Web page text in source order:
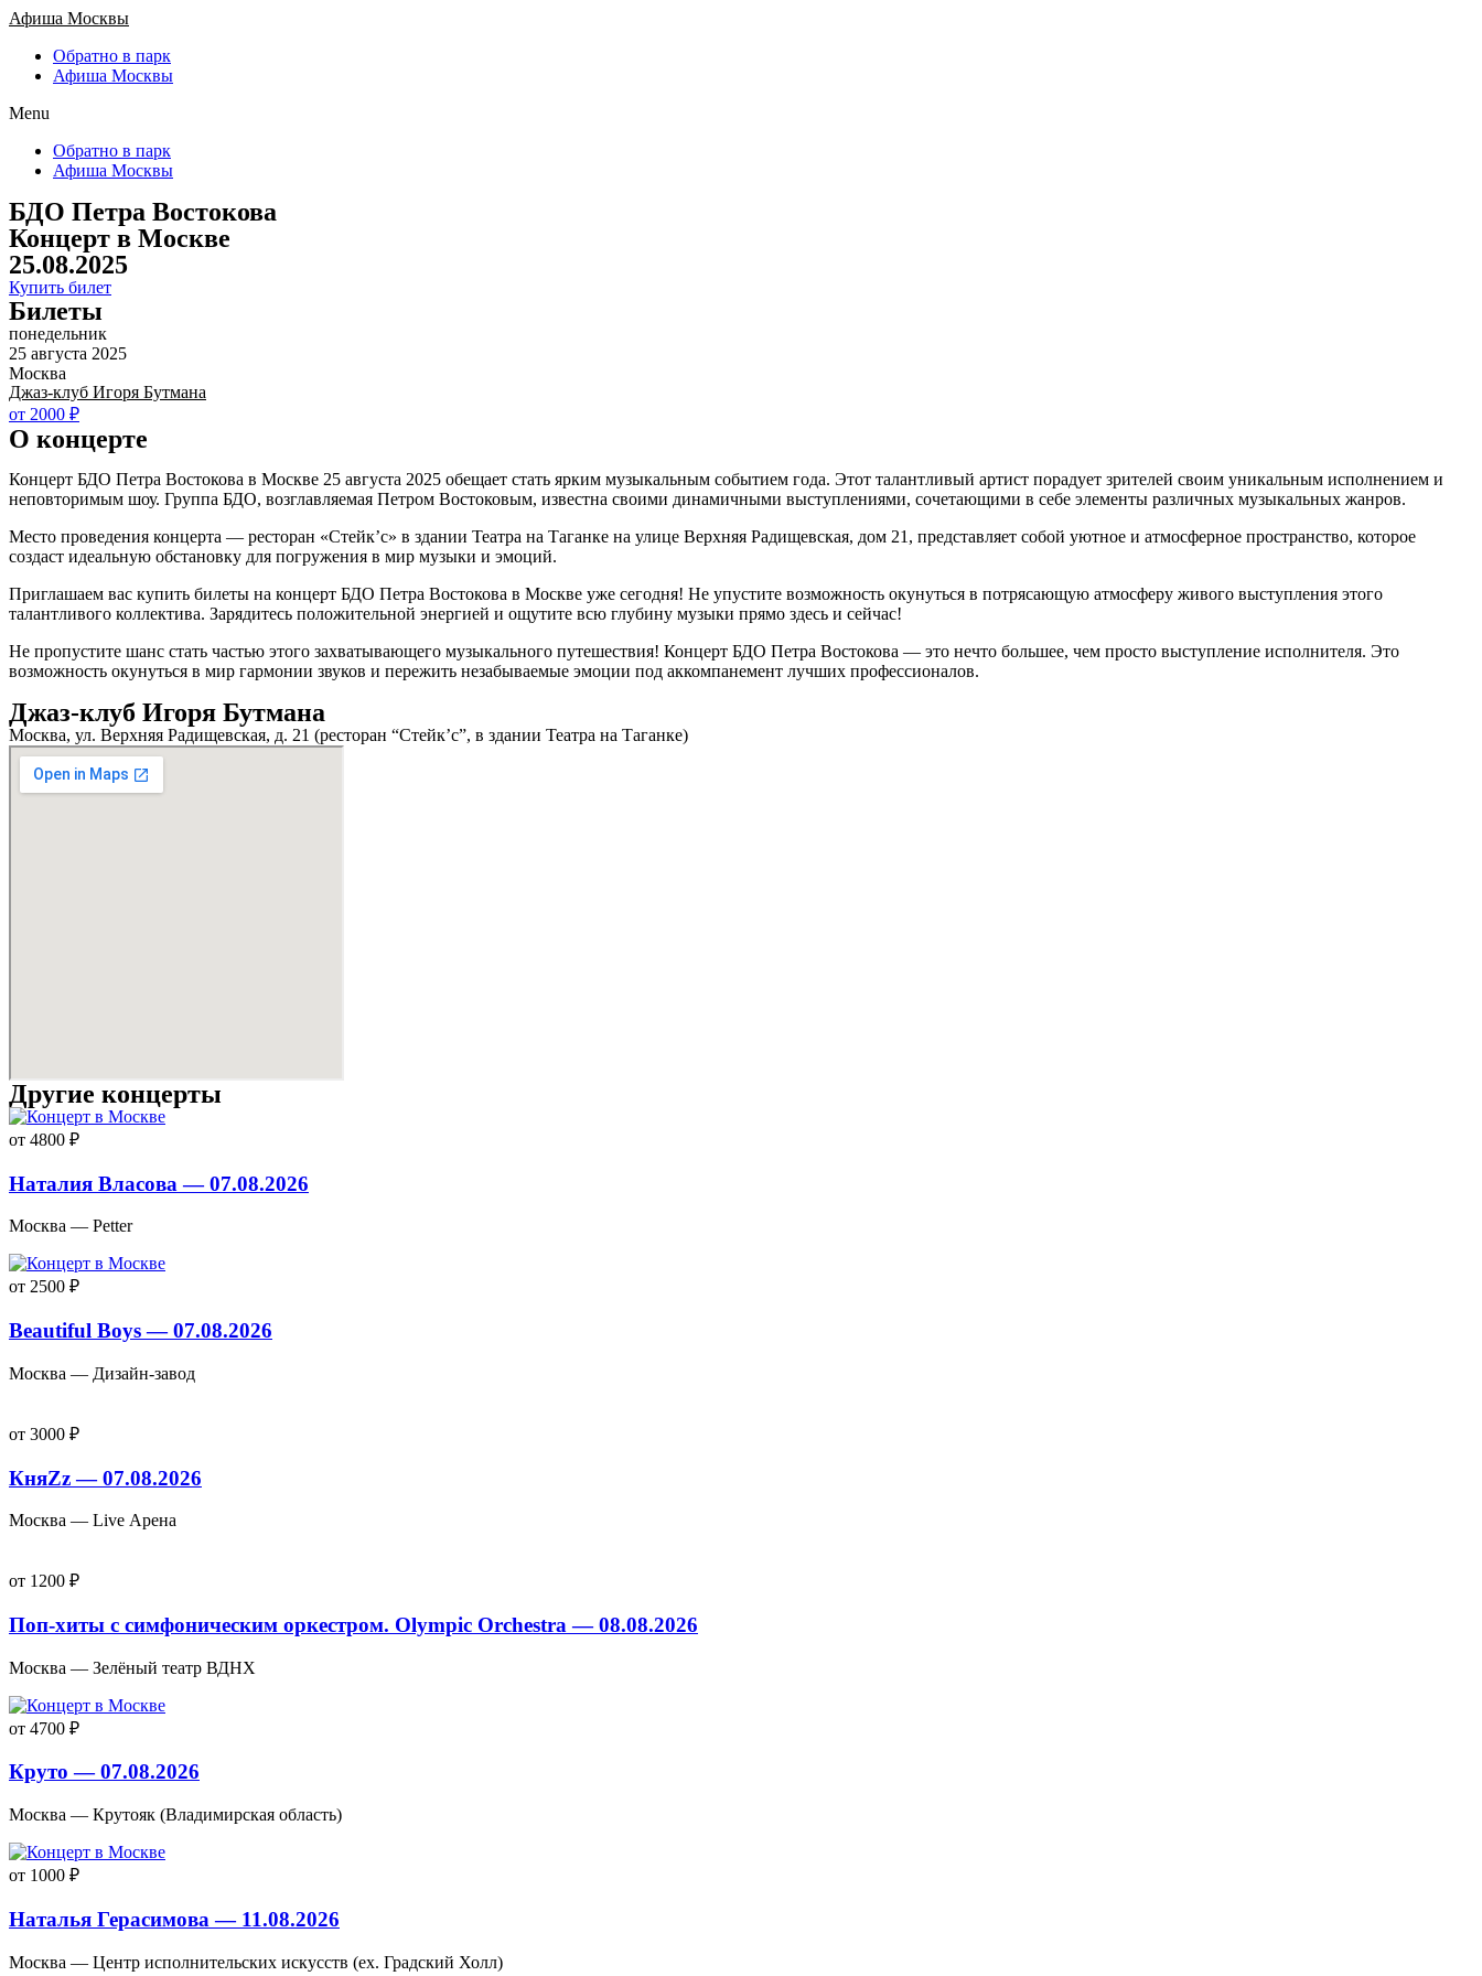
Афиша Москвы
Обратно в парк
Афиша Москвы
Menu
Обратно в парк
Афиша Москвы
БДО Петра Востокова
Концерт в Москве
25.08.2025
Купить билет
Билеты
понедельник
25 августа 2025
Москва
Джаз-клуб Игоря Бутмана
от 2000 ₽
О концерте
Концерт БДО Петра Востокова в Москве 25 августа 2025 обещает стать ярким музыкальным событием года. Этот талантливый артист порадует зрителей своим уникальным исполнением и
неповторимым шоу. Группа БДО, возглавляемая Петром Востоковым, известна своими динамичными выступлениями, сочетающими в себе элементы различных музыкальных жанров.
Место проведения концерта — ресторан «Стейк’c» в здании Театра на Таганке на улице Верхняя Радищевская, дом 21, представляет собой уютное и атмосферное пространство, которое
создаст идеальную обстановку для погружения в мир музыки и эмоций.
Приглашаем вас купить билеты на концерт БДО Петра Востокова в Москве уже сегодня! Не упустите возможность окунуться в потрясающую атмосферу живого выступления этого
талантливого коллектива. Зарядитесь положительной энергией и ощутите всю глубину музыки прямо здесь и сейчас!
Не пропустите шанс стать частью этого захватывающего музыкального путешествия! Концерт БДО Петра Востокова — это нечто большее, чем просто выступление исполнителя. Это
возможность окунуться в мир гармонии звуков и пережить незабываемые эмоции под аккомпанемент лучших профессионалов.
Джаз-клуб Игоря Бутмана
Москва, ул. Верхняя Радищевская, д. 21 (ресторан “Стейк’c”, в здании Театра на Таганке)
Другие концерты
от 4800 ₽
Наталия Власова — 07.08.2026
Москва — Petter
от 2500 ₽
Beautiful Boys — 07.08.2026
Москва — Дизайн-завод
от 3000 ₽
КняZz — 07.08.2026
Москва — Live Арена
от 1200 ₽
Поп-хиты с симфоническим оркестром. Olympic Orchestra — 08.08.2026
Москва — Зелёный театр ВДНХ
от 4700 ₽
Круто — 07.08.2026
Москва — Крутояк (Владимирская область)
от 1000 ₽
Наталья Герасимова — 11.08.2026
Москва — Центр исполнительских искусств (ex. Градский Холл)